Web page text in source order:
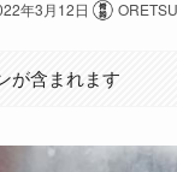
年3月12日
が含まれます